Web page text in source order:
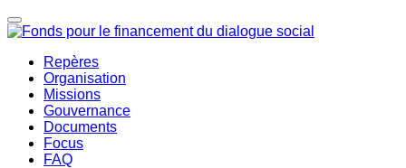
Repères
Organisation
Missions
Gouvernance
Documents
Focus
FAQ